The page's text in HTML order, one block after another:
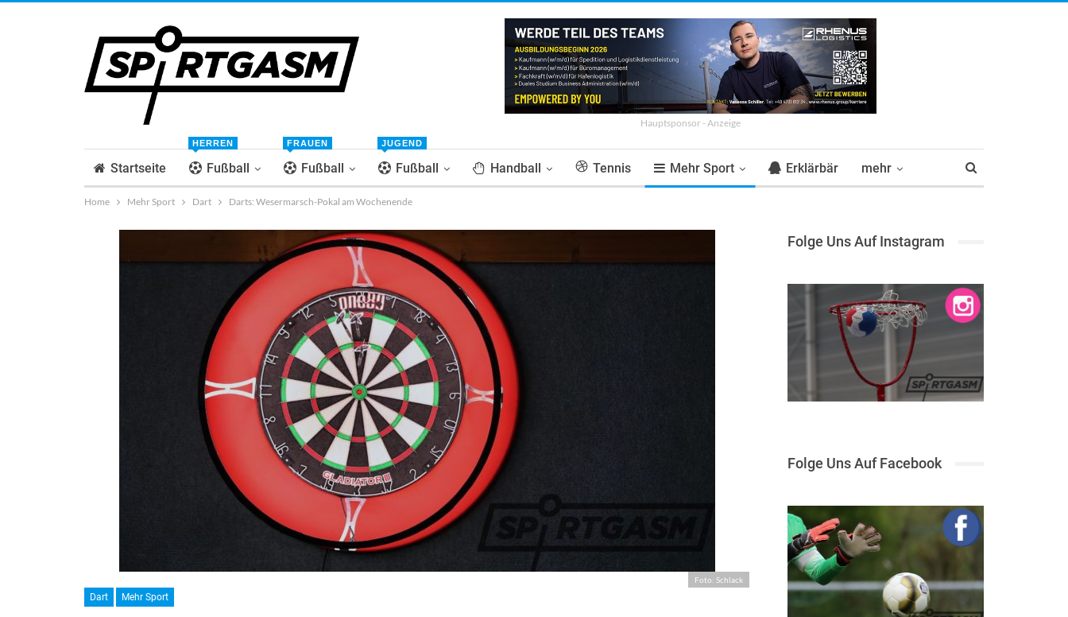
Hauptsponsor - Anzeige
Startseite Fußball
HERREN
Fußball
FRAUEN
Fußball
JUGEND
Handball Tennis Mehr Sport Erklärbär mehr
Home Mehr Sport Dart Darts: Wesermarsch-Pokal am Wochenende
Foto: Schlack
Dart Mehr Sport
Folge Uns Auf Instagram
Folge Uns Auf Facebook